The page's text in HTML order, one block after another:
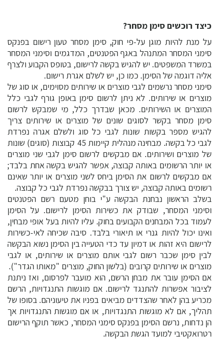
כיצד רוכשים סימן מסחר?
על מנת להיות מוגן על-פי חוק, סימן מסחר טעון רישום בפנקס
סימני המסחר המתנהל באגף הפטנטים, המדגמים וסימני המסחר
במשרד המשפטים. יש להגיש בקשה לרישום, בטופס הקבוע ולצרף
אליה דוגמה של הסימן. כמו כן, יש לשלם אגרת רישום.
סימני מסחר נרשמים לגבי מוצרים או שירותים מסוימים, או סוג של
מוצרים או שירותים. לא ניתן לרשום סימן באופן גורף לגבי כלל
המוצרים או השירותים. מכאן שבדרך כלל, מי שמבקש לרשום
סימן מסחר בקשר לסוגים שונים של מוצרים או שירותים צריך
להגיש מספר בקשות שונות לגבי כל סוג ולשלם אגרה נפרדת
לגבי כל בקשה. מבחינה מנהלית קיימות 45 קבוצות (סוגים) שונות
של מוצרים ושירותים. אם מבקשים לרשום סימן לגבי שני מוצרים
או יותר הרשומים באותה קבוצה, אפשר להגיש בקשה אחת בלבד;
אם מבקשים לרשום את הסימן ביחס לשני מוצרים או יותר שאינם
רשומים באותה קבוצה, יש צורך בבקשה נפרדת לגבי כל קבוצה.
בשלב הראשון נבחנת הבקשה ע"י בוחן מטעם רשם הפטנטים
וסימני המסחר, שבודק את כשירות הסימן לרישום. על הסימן
לעמוד בכל המבחנים הקבועים בחוק. עליו להיות בעל אופי מבחין,
ואינו יכול להיות גנרי או תיאורי בלבד. סיבה שכיחה לאי-כשירות
לרישום היא זהות או דמיון עד כדי הטעייה בין הסימן נשוא הבקשה
לבין סימן שכבר רשום לגבי אותם מוצרים או שירותים, או לגבי
מוצרים או שירותים קרובים (בלשון החוק, מוצרים "מאותו הגדר").
אם הסימן עובר את מבחן הרשם, הוא מועבר לפרסום, ואז ניתנת
לציבור אפשרות להתנגד לרישום. אם מוגשות התנגדויות, הרשם
מכריע בהן לאחר שהצדדים מביאים בפניו את טיעוניהם. בסופו של
תהליך, אם לא מוגשות התנגדויות, או אם מוגשות התנגדויות אך
הן נדחות, נרשם הסימן בפנקס סימני המסחר, כאשר תוקף הרישום
רטרואקטיבי למועד הגשת הבקשה.